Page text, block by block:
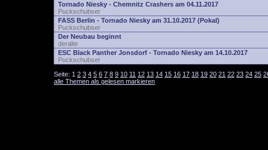
Tornado Niesky - Chemnitz Crashers am 04.11.2017
Puckschubser
FASS Berlin - Tornado Niesky am 31.10.2017 (Pokal)
Puckschubser
Der Neubau beginnt
deralte
ESC Black Panther Jonsdorf - Tornado Niesky am 14.10.2017
Puckschubser
Seite: 1 2 3 4 5 6 7 8 9 10 11 12 13 14 15 16 17 18 19 20 21 22 23 24 25
alle Themen als gelesen markieren